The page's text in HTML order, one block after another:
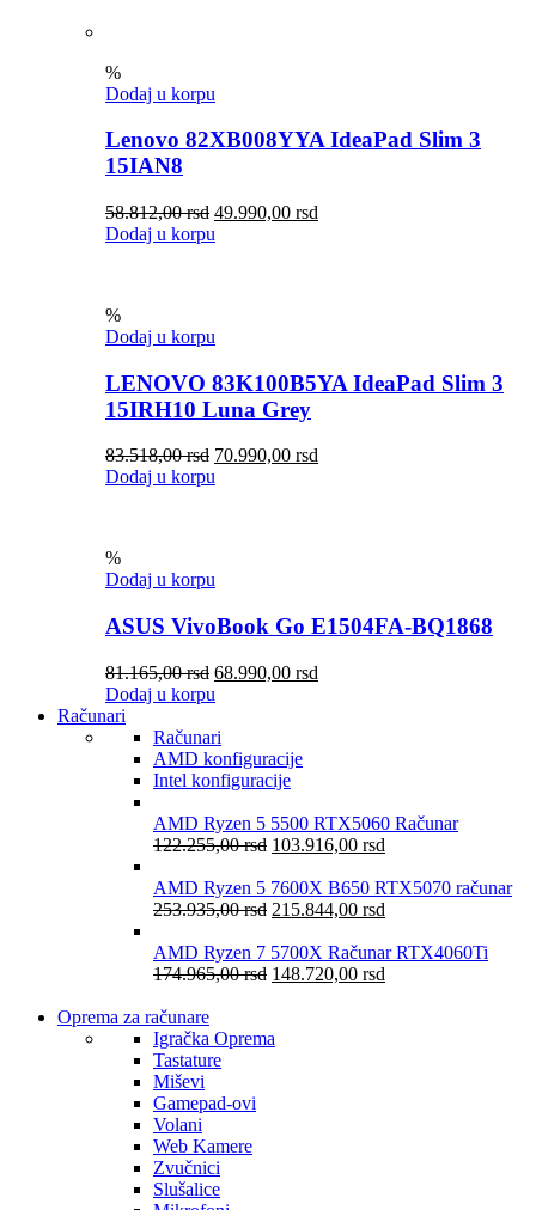
%
Dodaj u korpu
Lenovo 82XB008YYA IdeaPad Slim 3
15IAN8
58.812,00rsd 49.990,00 rsd
Dodaj u korpu
%
Dodaj u korpu
LENOVO 83K100B5YA IdeaPad Slim 3
15IRH10 Luna Grey
83.518,00rsd 70.990,00 rsd
Dodaj u korpu
%
Dodaj u korpu
ASUS VivoBook Go E1504FA-BQ1868
81.165,00rsd 68.990,00 rsd
Dodaj u korpu
Računari
Računari
AMD konfiguracije
Intel konfiguracije
AMD Ryzen 5 5500 RTX5060 Računar
122.255,00rsd 103.916,00 rsd
AMD Ryzen 5 7600X B650 RTX5070 računar
253.935,00rsd 215.844,00 rsd
AMD Ryzen 7 5700X Računar RTX4060Ti
174.965,00rsd 148.720,00 rsd
Oprema za računare
Igračka Oprema
Tastature
Miševi
Gamepad-ovi
Volani
Web Kamere
Zvučnici
Slušalice